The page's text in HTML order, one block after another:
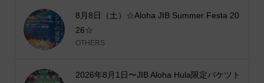
8月8日（土）☆Aloha JIB Summer Festa 20
26☆
OTHERS
2026年8月1日〜JIB Aloha Hula限定バケツト